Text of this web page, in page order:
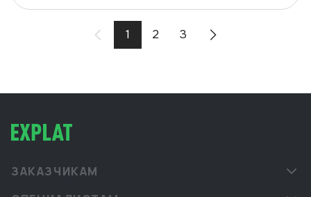
1 2 3
ЗАКАЗЧИКАМ